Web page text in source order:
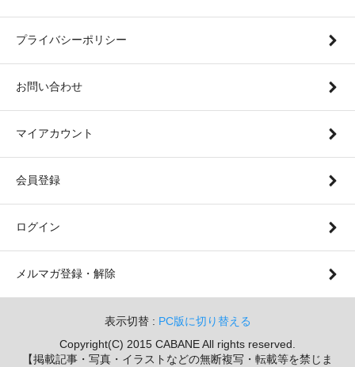
プライバシーポリシー
お問い合わせ
マイアカウント
会員登録
ログイン
メルマガ登録・解除
表示切替 : PC版に切り替える
Copyright(C) 2015 CABANE All rights reserved.
【掲載記事・写真・イラストなどの無断複写・転載等を禁じま